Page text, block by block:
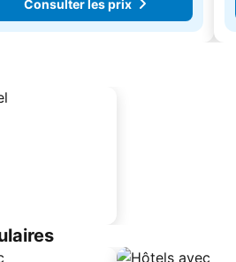
Consulter les prix